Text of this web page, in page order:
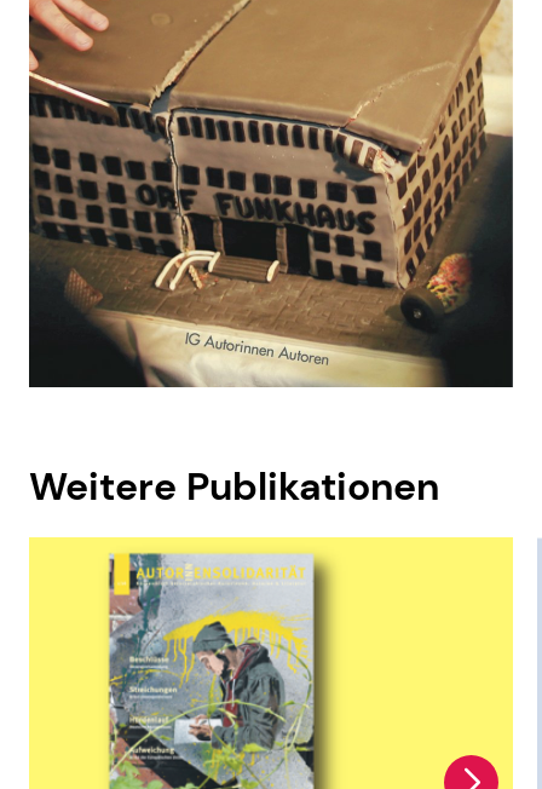
Weitere Publikationen